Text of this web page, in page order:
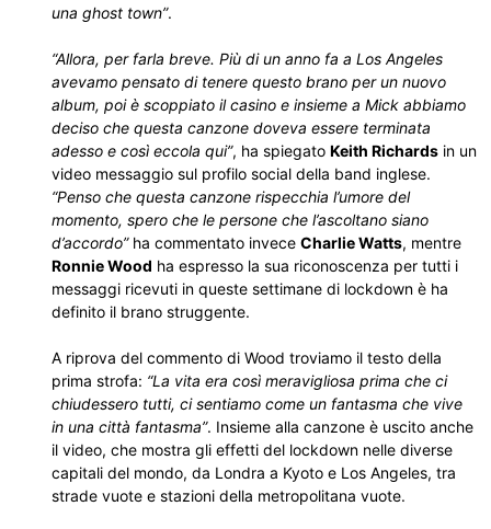
una ghost town”.
“Allora, per farla breve. Più di un anno fa a Los Angeles
avevamo pensato di tenere questo brano per un nuovo
album, poi è scoppiato il casino e insieme a Mick abbiamo
deciso che questa canzone doveva essere terminata
adesso e così eccola qui”, ha spiegato Keith Richards in un
video messaggio sul profilo social della band inglese.
“Penso che questa canzone rispecchia l’umore del
momento, spero che le persone che l’ascoltano siano
d’accordo”ha commentato invece Charlie Watts, mentre
Ronnie Wood ha espresso la sua riconoscenza per tutti i
messaggi ricevuti in queste settimane di lockdown è ha
definito il brano struggente.
A riprova del commento di Wood troviamo il testo della
prima strofa: “La vita era così meravigliosa prima che ci
chiudessero tutti, ci sentiamo come un fantasma che vive
in una città fantasma”. Insieme alla canzone è uscito anche
il video, che mostra gli effetti del lockdown nelle diverse
capitali del mondo, da Londra a Kyoto e Los Angeles, tra
strade vuote e stazioni della metropolitana vuote.